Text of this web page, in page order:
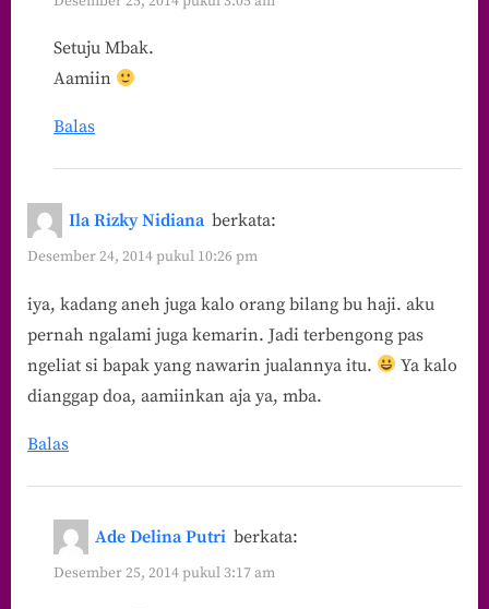
Setuju Mbak.
Aamiin
Balas
Ila Rizky Nidiana berkata:
Desember 24, 2014 pukul 10:26 pm
iya, kadang aneh juga kalo orang bilang bu haji. aku
pernah ngalami juga kemarin. Jadi terbengong pas
ngeliat si bapak yang nawarin jualannya itu.
Ya kalo
dianggap doa, aamiinkan aja ya, mba.
Balas
Ade Delina Putri berkata:
Desember 25, 2014 pukul 3:17 am